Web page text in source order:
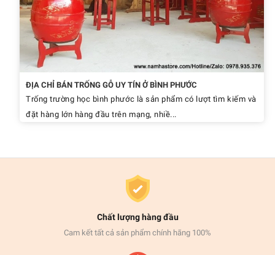
ĐỊA CHỈ BÁN TRỐNG GỖ UY TÍN Ở BÌNH PHƯỚC
Trống trường học bình phước là sản phẩm có lượt tìm kiếm và
đặt hàng lớn hàng đầu trên mạng, nhiề...
Chất lượng hàng đầu
Cam kết tất cả sản phẩm chính hãng 100%